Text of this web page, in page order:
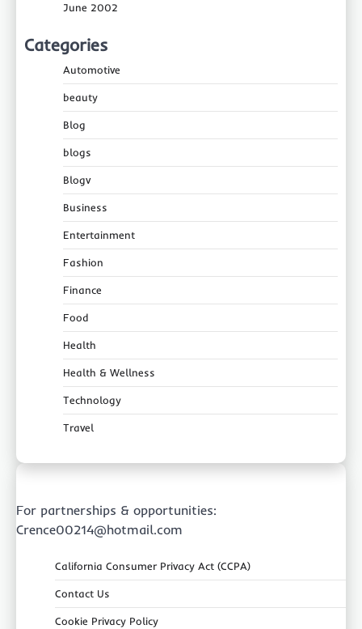
June 2002
Categories
Automotive
beauty
Blog
blogs
Blogv
Business
Entertainment
Fashion
Finance
Food
Health
Health & Wellness
Technology
Travel
For partnerships & opportunities:
Crence00214@hotmail.com
California Consumer Privacy Act (CCPA)
Contact Us
Cookie Privacy Policy